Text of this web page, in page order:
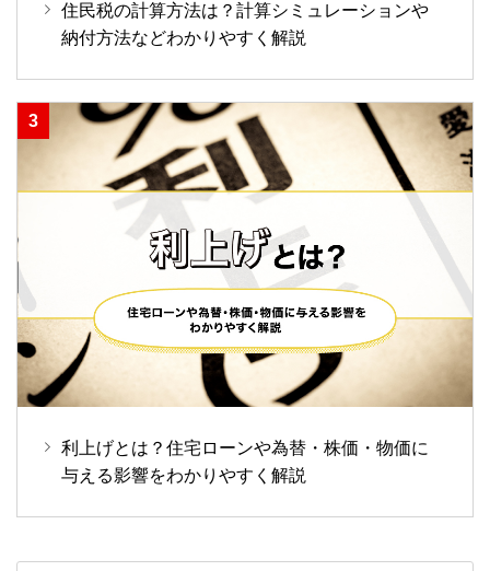
住民税の計算方法は？計算シミュレーションや
納付方法などわかりやすく解説
利上げとは？住宅ローンや為替・株価・物価に
与える影響をわかりやすく解説